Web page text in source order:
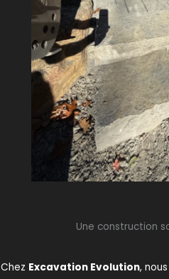
Une construction
Chez Excavation Evolution,